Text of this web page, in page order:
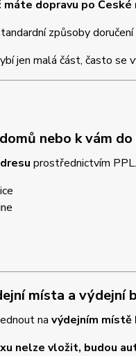
máte dopravu po
způsoby
jen malá část, často se
nebo k vám
prostřednictvím PPL.
místa a výdejní
na výdejním místě
nelze vložit, budou